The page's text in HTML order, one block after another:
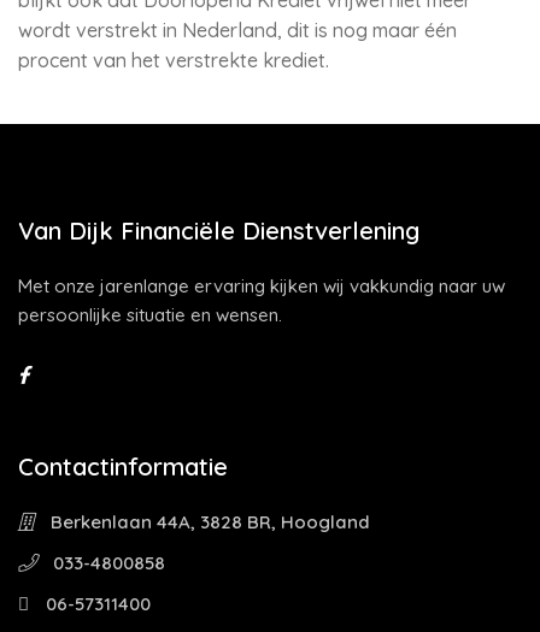
wordt verstrekt in Nederland, dit is nog maar één
procent van het verstrekte krediet.
Van Dijk Financiële Dienstverlening
Met onze jarenlange ervaring kijken wij vakkundig naar uw
persoonlijke situatie en wensen.
Contactinformatie
Berkenlaan 44A, 3828 BR, Hoogland
033-4800858
06-57311400